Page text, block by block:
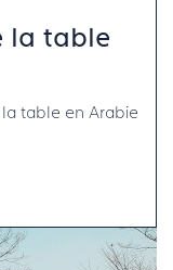
la table
table en Arabie